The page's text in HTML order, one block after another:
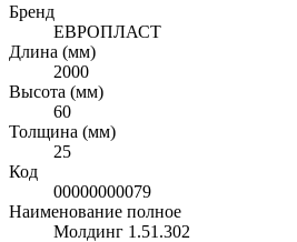
Бренд
ЕВРОПЛАСТ
Длина (мм)
2000
Высота (мм)
60
Толщина (мм)
25
Код
00000000079
Наименование полное
Молдинг 1.51.302